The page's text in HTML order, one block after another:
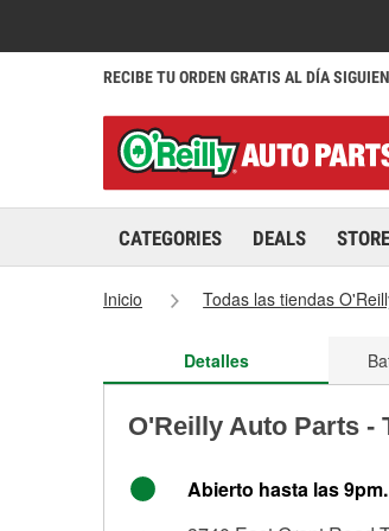
RECIBE TU ORDEN GRATIS AL DÍA
CATEGORIES DEALS
Inicio Todas las tiendas
Detalles
O'Reilly Auto Parts -
Abierto hasta las 9pm.